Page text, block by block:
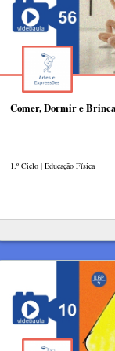
Comer, Dormir e
1.º Ciclo | Educação Física